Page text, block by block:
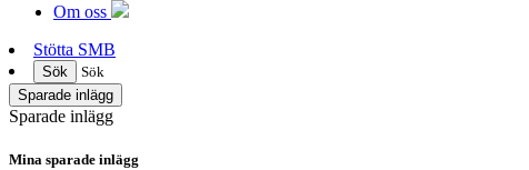
Om oss
Stötta SMB
Sök
Sök
Sparade inlägg
Sparade inlägg
Mina sparade inlägg